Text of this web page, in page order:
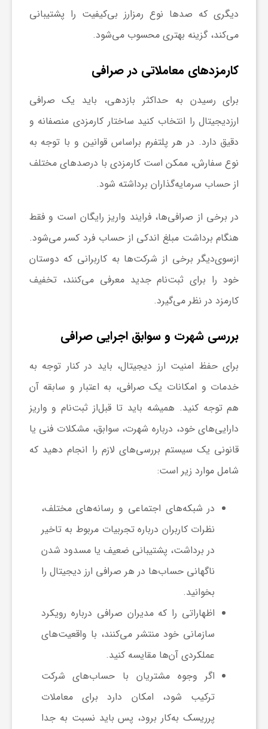
دیگری که صدها نوع رمزارز بی‌کیفیت را پشتیبانی
می‌کند، گزینه بهتری محسوب می‌شود.
کارمزدهای معاملاتی در صرافی
برای رسیدن به حداکثر بازدهی، باید یک صرافی
ارزدیجیتال را انتخاب کنید ساختار کارمزدی منصفانه و
دقیق دارد. در هر پلتفرم براساس قوانین و با توجه به
نوع سفارش، ممکن است کارمزدی با درصدهای مختلف
از حساب سرمایه‌گذاران برداشته شود.
در برخی از صرافی‌ها، فرایند واریز رایگان است و فقط
هنگام برداشت مبلغ اندکی از حساب فرد کسر می‌شود.
ازسوی‌دیگر برخی از شرکت‌ها به کاربرانی که دوستان
خود را برای ثبت‌نام جدید معرفی می‌کنند، تخفیف
کارمزد در نظر می‌گیرد.
بررسی شهرت و سوابق اجرایی صرافی
برای حفظ امنیت ارز دیجیتال، باید در کنار توجه به
خدمات و امکانات یک صرافی، به اعتبار و سابقه آن
هم توجه کنید. همیشه باید تا قبل‌از ثبت‌نام و واریز
دارایی‌های خود، درباره شهرت، سوابق، مشکلات فنی یا
قانونی یک سیستم بررسی‌های لازم را انجام دهید که
شامل موارد زیر است:
در شبکه‌های اجتماعی و رسانه‌های مختلف،
نظرات کاربران درباره تجربیات مربوط به تاخیر
در برداشت، پشتیبانی ضعیف یا مسدود شدن
ناگهانی حساب‌ها در هر صرافی ارز دیجیتال را
بخوانید.
اظهاراتی را که مدیران صرافی درباره رویکرد
سازمانی خود منتشر می‌کنند، با واقعیت‌های
عملکردی آن‌ها مقایسه کنید.
اگر وجوه مشتریان با حساب‌های شرکت
ترکیب شود، امکان دارد برای معاملات
پرریسک به‌کار برود، پس باید نسبت به جدا